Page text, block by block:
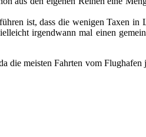
ist, dass die wenigen Taxen
irgendwann mal einen
die meisten Fahrten vom